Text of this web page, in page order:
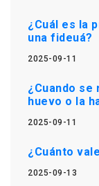
¿Cuál es la
una fideuá?
2025-09-11
¿Cuando se
huevo o la
2025-09-11
¿Cuánto
2025-09-13